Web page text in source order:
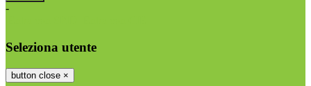
-
Seleziona utente
button close ×